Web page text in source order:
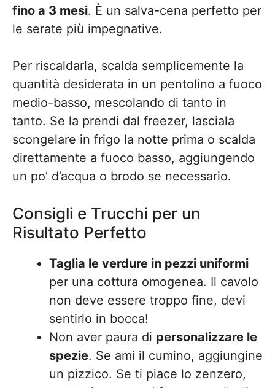
fino a 3 mesi. È un salva-cena perfetto per
le serate più impegnative.
Per riscaldarla, scalda semplicemente la
quantità desiderata in un pentolino a fuoco
medio-basso, mescolando di tanto in
tanto. Se la prendi dal freezer, lasciala
scongelare in frigo la notte prima o scalda
direttamente a fuoco basso, aggiungendo
un po’ d’acqua o brodo se necessario.
Consigli e Trucchi per un
Risultato Perfetto
Taglia le verdure in pezzi uniformi
per una cottura omogenea. Il cavolo
non deve essere troppo fine, devi
sentirlo in bocca!
Non aver paura di personalizzare le
spezie. Se ami il cumino, aggiungine
un pizzico. Se ti piace lo zenzero,